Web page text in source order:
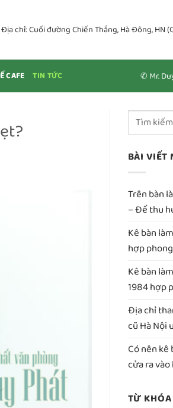
Địa chỉ: Cuối đường Chiến Thắng, Hà Đông, HN
CAFE TIN TỨC ✆ Mr.
BÀI VIẾT
Trên bàn
– Để thu
Kê bàn
hợp
Kê bàn
1984 hợp
Địa chỉ
cũ Hà Nội
Có nên
cửa ra
TỪ